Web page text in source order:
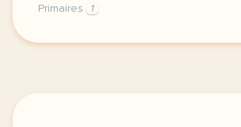
Primaires 1
exercice b1 disparition des